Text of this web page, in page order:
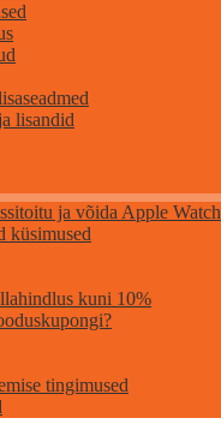
lisandid
ja võida Apple Watch
küsimused
kuni 10%
tingimused